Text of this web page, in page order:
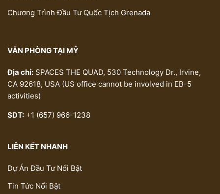
Chương Trình Đầu Tư Quốc Tịch Grenada
VĂN PHÒNG TẠI MỸ
Địa chỉ: SPACES THE QUAD, 530 Technology Dr., Irvine,
CA 92618, USA (US office cannot be involved in EB-5
activities)
SDT: +1 (657) 966-1238
LIÊN KẾT NHANH
Dự Án Đầu Tư Nổi Bật
Tin Tức Nổi Bật